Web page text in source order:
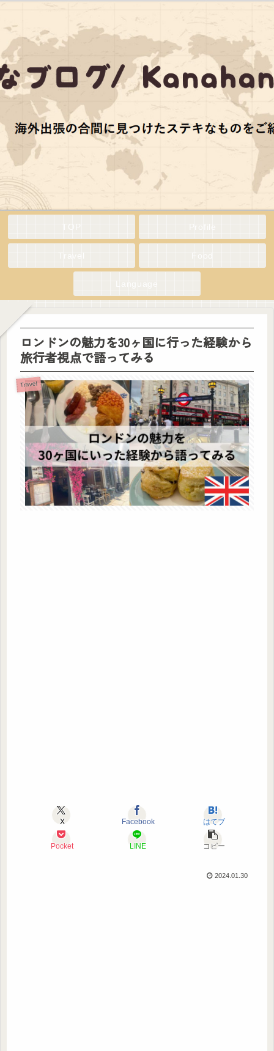
ロンドンの魅力を30ヶ国に行った経験から
旅行者視点で語ってみる
Travel
X Facebook はてブ
Pocket LINE コピー
2024.01.30